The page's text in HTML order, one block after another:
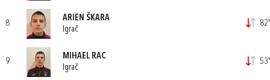
8
ARIEN ŠKARA
Igrač
82'
9
MIHAEL RAC
Igrač
53'